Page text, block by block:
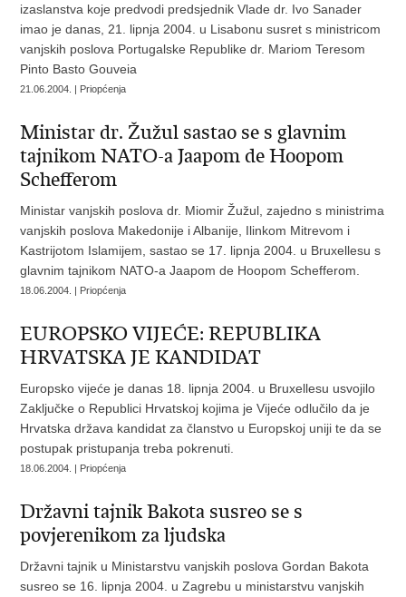
izaslanstva koje predvodi predsjednik Vlade dr. Ivo Sanader
imao je danas, 21. lipnja 2004. u Lisabonu susret s ministricom
vanjskih poslova Portugalske Republike dr. Mariom Teresom
Pinto Basto Gouveia
21.06.2004. | Priopćenja
Ministar dr. Žužul sastao se s glavnim
tajnikom NATO-a Jaapom de Hoopom
Schefferom
Ministar vanjskih poslova dr. Miomir Žužul, zajedno s ministrima
vanjskih poslova Makedonije i Albanije, Ilinkom Mitrevom i
Kastrijotom Islamijem, sastao se 17. lipnja 2004. u Bruxellesu s
glavnim tajnikom NATO-a Jaapom de Hoopom Schefferom.
18.06.2004. | Priopćenja
EUROPSKO VIJEĆE: REPUBLIKA
HRVATSKA JE KANDIDAT
Europsko vijeće je danas 18. lipnja 2004. u Bruxellesu usvojilo
Zaključke o Republici Hrvatskoj kojima je Vijeće odlučilo da je
Hrvatska država kandidat za članstvo u Europskoj uniji te da se
postupak pristupanja treba pokrenuti.
18.06.2004. | Priopćenja
Državni tajnik Bakota susreo se s
povjerenikom za ljudska
Državni tajnik u Ministarstvu vanjskih poslova Gordan Bakota
susreo se 16. lipnja 2004. u Zagrebu u ministarstvu vanjskih